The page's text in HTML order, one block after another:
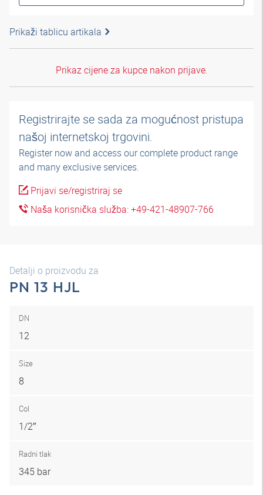
Prikaži tablicu artikala
Prikaz cijene za kupce nakon prijave.
Registrirajte se sada za mogućnost pristupa
našoj internetskoj trgovini.
Register now and access our complete product range
and many exclusive services.
Prijavi se/registriraj se
Naša korisnička služba: +49-421-48907-766
Detalji o proizvodu za
PN 13 HJL
DN
12
Size
8
Col
1/2″
Radni tlak
345 bar